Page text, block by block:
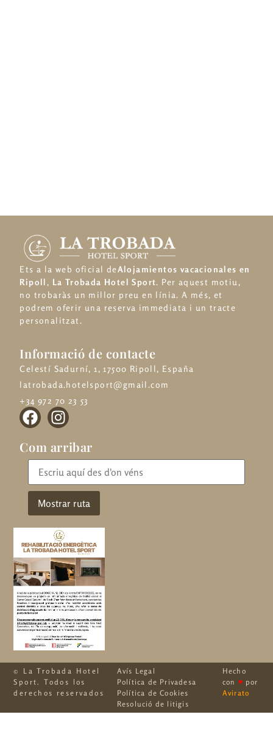
Ets a la web oficial deAlojamientos vacacionales en
Ripoll , La Trobada Hotel Sport. Per aquest motiu,
no trobaràs un millor preu en línia. A més, et
podrem oferir una reserva immediata i un tracte
personalitzat.
Informació de contacte
Celestí Sadurní, 1, 17500 Ripoll, España
latrobada.hotelsport@gmail.com
+34 972 70 23 53
Com arribar
© La Trobada Hotel
Sport. Todos los
derechos reservados
Avís Legal
Política de Privadesa
Política de Cookies
Resolució de litigis
Hecho
con ♥ por
Avirato